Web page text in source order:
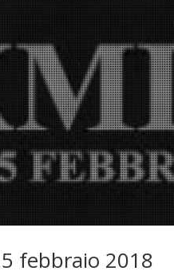
febbraio 2018